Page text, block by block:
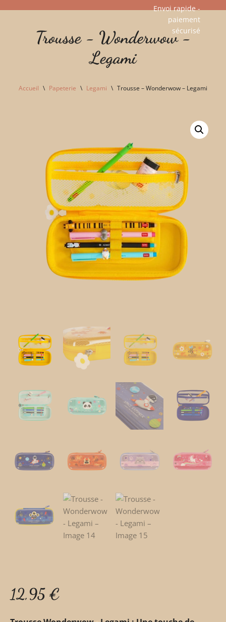
Envoi rapide -
paiement
sécurisé​
Trousse - Wonderwow -
Legami
Accueil \ Papeterie \ Legami \ Trousse – Wonderwow – Legami
12,95 €